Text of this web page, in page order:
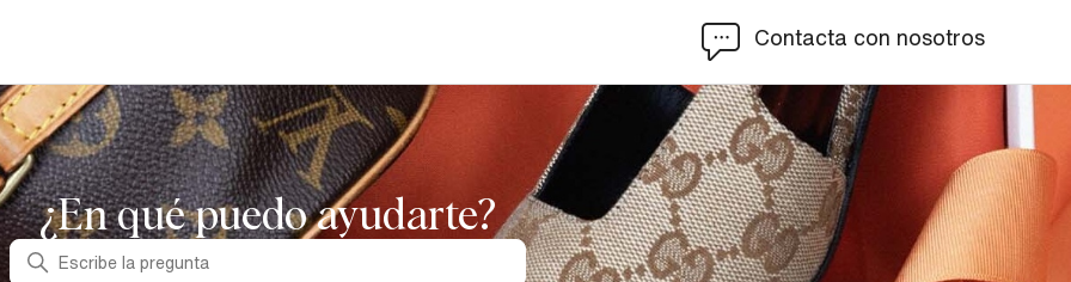
Contacta con nosotros
¿En qué puedo ayudarte?
Búsqueda